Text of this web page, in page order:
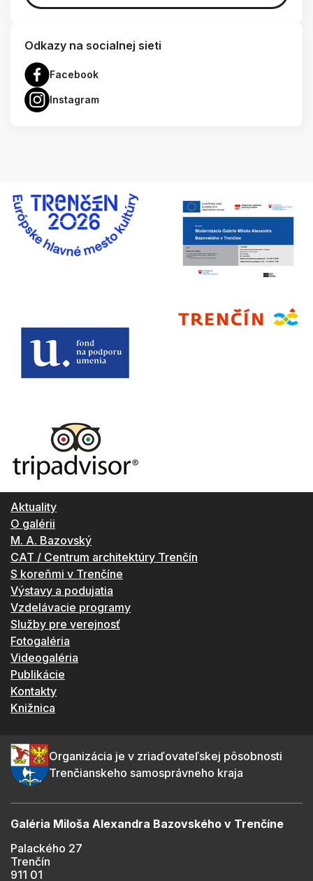
Odkazy na socialnej sieti
Facebook
Instagram
Aktuality
O galérii
M. A. Bazovský
CAT / Centrum architektúry Trenčín
S koreňmi v Trenčíne
Výstavy a podujatia
Vzdelávacie programy
Služby pre verejnosť
Fotogaléria
Videogaléria
Publikácie
Kontakty
Knižnica
Organizácia je v zriaďovateľskej pôsobnosti
Trenčianskeho samosprávneho kraja
Galéria Miloša Alexandra Bazovského v Trenčíne
Palackého 27
Trenčín
911 01